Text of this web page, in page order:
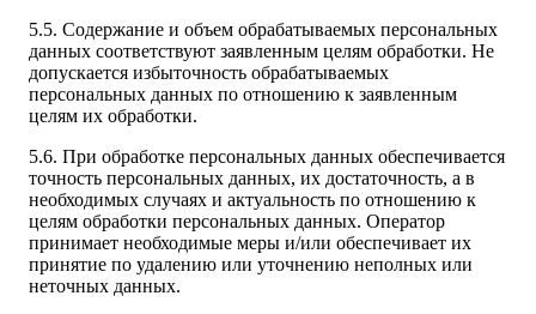
5.5. Содержание и объем обрабатываемых персональных
данных соответствуют заявленным целям обработки. Не
допускается избыточность обрабатываемых
персональных данных по отношению к заявленным
целям их обработки.
5.6. При обработке персональных данных обеспечивается
точность персональных данных, их достаточность, а в
необходимых случаях и актуальность по отношению к
целям обработки персональных данных. Оператор
принимает необходимые меры и/или обеспечивает их
принятие по удалению или уточнению неполных или
неточных данных.